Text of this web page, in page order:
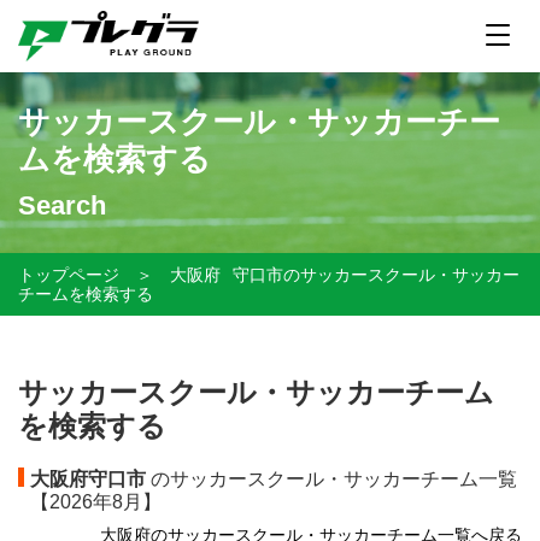
サッカースクール・サッカーチー
ムを検索する
Search
トップページ ＞ 大阪府
守口市のサッカースクール・サッカー
チームを検索する
サッカースクール・サッカーチーム
を検索する
大阪府守口市 のサッカースクール・サッカーチーム一覧
【 2026年8月】
大阪府のサッカースクール・サッカーチーム一覧へ戻る